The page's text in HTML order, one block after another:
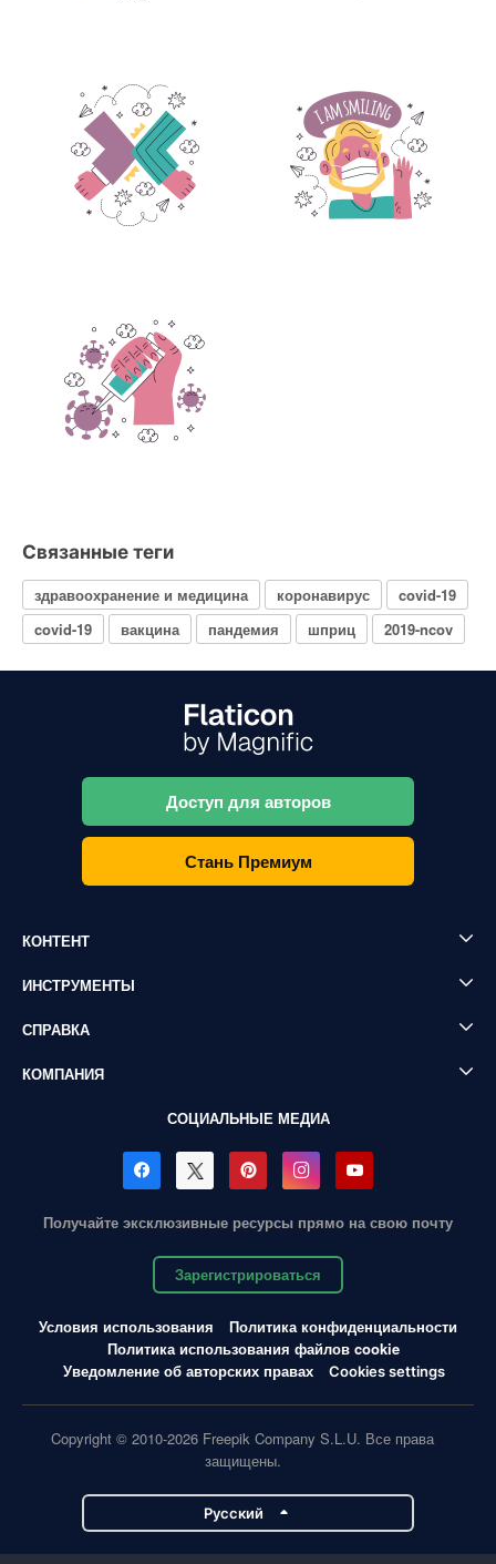
Связанные теги
здравоохранение и медицина коронавирус
covid-19
covid-19
вакцина пандемия шприц 2019-ncov
Доступ для авторов
Стань Премиум
КОНТЕНТ
ИНСТРУМЕНТЫ
СПРАВКА
КОМПАНИЯ
СОЦИАЛЬНЫЕ МЕДИА
Получайте эксклюзивные ресурсы прямо на свою почту
Зарегистрироваться
Условия использования
Политика конфиденциальности
Политика использования файлов cookie
Уведомление об авторских правах
Cookies settings
Copyright © 2010-2026 Freepik Company S.L.U. Все права
защищены.
Pусский